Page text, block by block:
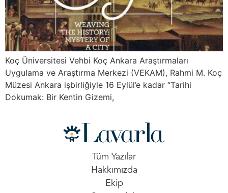
Koç Üniversitesi Vehbi Koç Ankara Araştırmaları
Uygulama ve Araştırma Merkezi (VEKAM), Rahmi M. Koç
Müzesi Ankara işbirliğiyle 16 Eylül’e kadar “Tarihi
Dokumak: Bir Kentin Gizemi,
Tüm Yazılar
Hakkımızda
Ekip